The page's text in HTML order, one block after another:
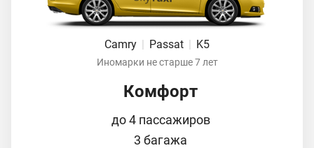
Camry Passat K5
Иномарки не старше 7 лет
Комфорт
до 4 пассажиров
3 багажа